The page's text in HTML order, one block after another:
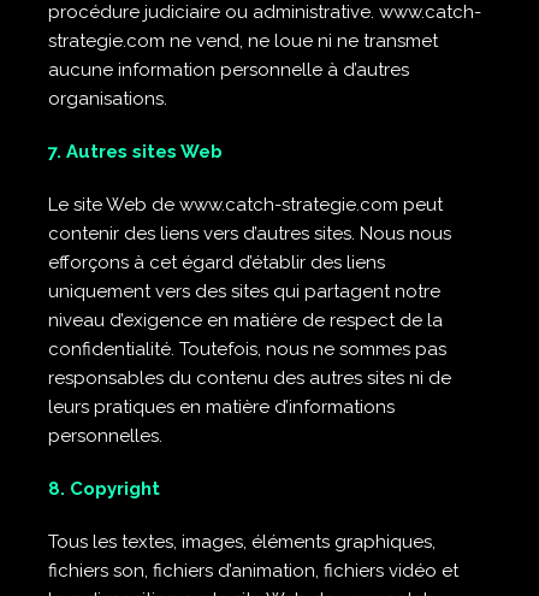
procédure judiciaire ou administrative. www.catch-
strategie.com ne vend, ne loue ni ne transmet
aucune information personnelle à d’autres
organisations.
7. Autres sites Web
Le site Web de www.catch-strategie.com peut
contenir des liens vers d’autres sites. Nous nous
efforçons à cet égard d’établir des liens
uniquement vers des sites qui partagent notre
niveau d’exigence en matière de respect de la
confidentialité. Toutefois, nous ne sommes pas
responsables du contenu des autres sites ni de
leurs pratiques en matière d’informations
personnelles.
8. Copyright
Tous les textes, images, éléments graphiques,
fichiers son, fichiers d’animation, fichiers vidéo et